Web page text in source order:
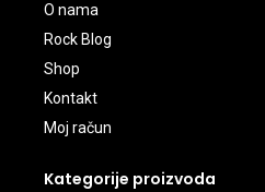
O nama
Rock Blog
Shop
Kontakt
Moj račun
Kategorije proizvoda